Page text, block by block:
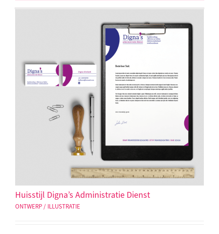
Huisstijl Digna’s Administratie Dienst
ONTWERP / ILLUSTRATIE